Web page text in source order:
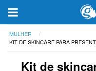
MULHER
KIT DE SKINCARE PARA
Kit de